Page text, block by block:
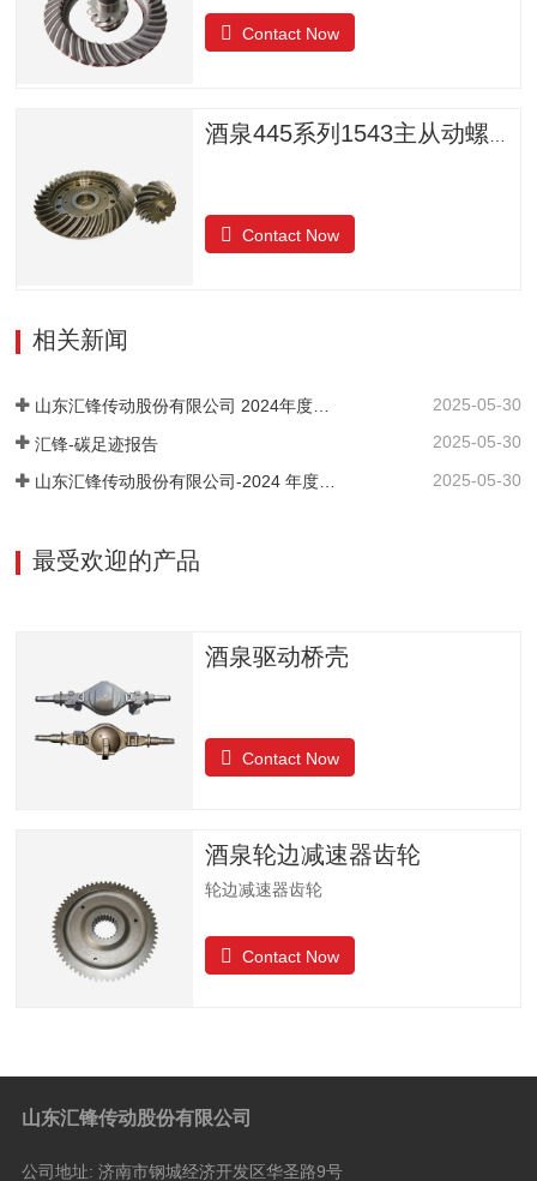
Contact Now
Contact Now
相关新闻
山东汇锋传动股份有限公司 2024年度社会责任报告 2025-05-30
汇锋-碳足迹报告 2025-05-30
2025-05-30
最受欢迎的产品
酒泉驱动桥壳
Contact Now
酒泉轮边减速器齿轮
轮边减速器齿轮
Contact Now
山东汇锋传动股份有限公司
公司地址: 济南市钢城经济开发区华圣路9号